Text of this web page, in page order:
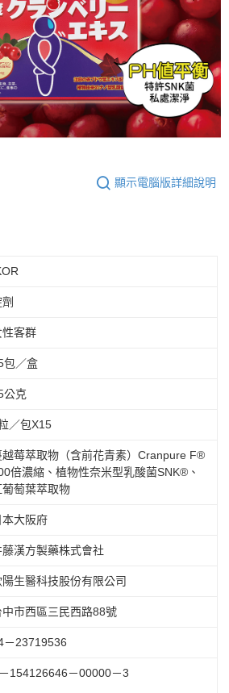
顯示電腦版詳細說明
性客群
包／盒
公克
／包X15
越莓萃取物（含前花青素）Cranpure F®
倍濃縮、植物性奈米型乳酸菌SNK®、
葡萄葉萃取物
本大阪府
藤漢方製藥株式會社
陽生醫科技股份有限公司
中市西區三民西路88號
－23719536
154126646－00000－3